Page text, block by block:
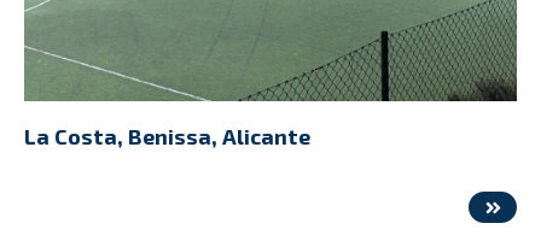
La Costa, Benissa, Alicante